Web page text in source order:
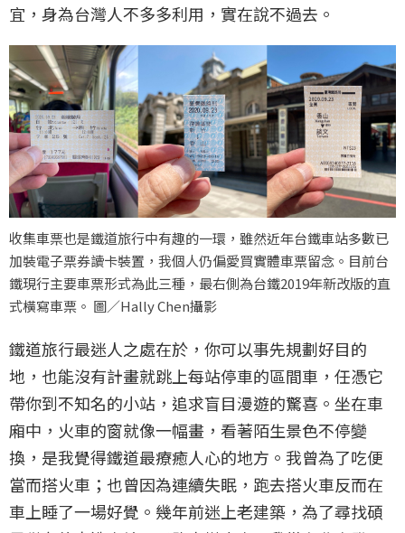
宜，身為台灣人不多多利用，實在說不過去。
收集車票也是鐵道旅行中有趣的一環，雖然近年台鐵車站多數已
加裝電子票券讀卡裝置，我個人仍偏愛買實體車票留念。目前台
鐵現行主要車票形式為此三種，最右側為台鐵2019年新改版的直
式橫寫車票。 圖／Hally Chen攝影
鐵道旅行最迷人之處在於，你可以事先規劃好目的
地，也能沒有計畫就跳上每站停車的區間車，任憑它
帶你到不知名的小站，追求盲目漫遊的驚喜。坐在車
廂中，火車的窗就像一幅畫，看著陌生景色不停變
換，是我覺得鐵道最療癒人心的地方。我曾為了吃便
當而搭火車；也曾因為連續失眠，跑去搭火車反而在
車上睡了一場好覺。幾年前迷上老建築，為了尋找碩